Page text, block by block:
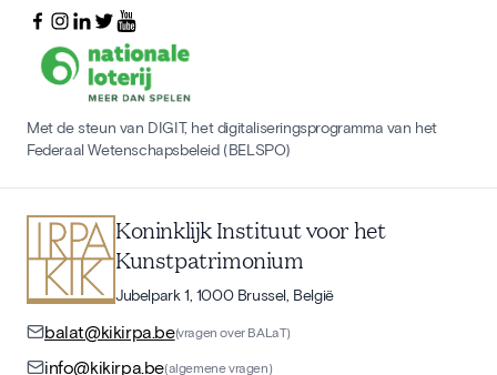
Met de steun van DIGIT, het digitaliseringsprogramma van het
Federaal Wetenschapsbeleid (BELSPO)
Koninklijk Instituut voor het
Kunstpatrimonium
Jubelpark 1, 1000 Brussel, België
balat@kikirpa.be(vragen over BALaT)
info@kikirpa.be(algemene vragen)